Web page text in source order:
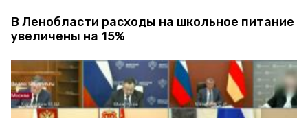
В Ленобласти расходы на школьное питание
увеличены на 15%